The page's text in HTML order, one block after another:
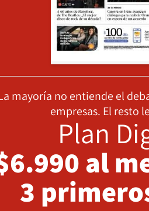
mayoría no entiende el
empresas. El resto
Plan
al
3